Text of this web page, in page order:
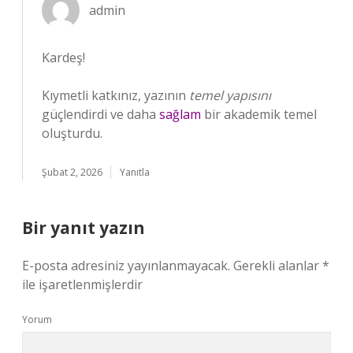
admin
Kardeş!
Kıymetli katkınız, yazının temel yapısını
güçlendirdi ve daha sağlam bir akademik temel
oluşturdu.
Şubat 2, 2026 Yanıtla
Bir yanıt yazın
E-posta adresiniz yayınlanmayacak. Gerekli alanlar*
ile işaretlenmişlerdir
Yorum